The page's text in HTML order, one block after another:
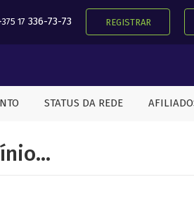
17 336-73-73 REGISTRAR
STATUS DA REDE